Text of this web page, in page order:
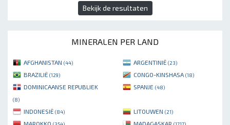
Bekijk de resultaten
MINERALEN PER LAND
AFGHANISTAN (44) ARGENTINIË (23)
BRAZILIË (129) CONGO-KINSHASA (18)
DOMINICAANSE REPUBLIEK
(8)
SPANJE (48)
INDONESIË (84) LITOUWEN (21)
MAROKKO (354) MADAGASKAR (1717)